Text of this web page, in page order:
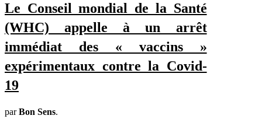
Le Conseil mondial de la Santé
(WHC) appelle à un arrêt
immédiat des « vaccins »
expérimentaux contre la Covid-
19
parBon Sens.